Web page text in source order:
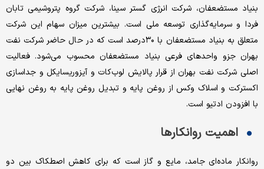
بنیاد مستضعفان، شرکت انرژی گستر سینا، شرکت گروه پتروشیمی تابان
فردا و سرمایه‌گذاری توسعه ملی است. بیشترین میزان سهام این شرکت
متعلق به بنیاد مستضعفان با ۳۰درصد است که در حال حاضر شرکت نفت
بهران جزو واحدهای فرعی بنیاد مستضعفان محسوب می‌شود. فعالیت
اصلی شرکت نفت بهران از قرار پالایش لوب‌کات و آیزوریسایکل و جداسازی
اکسترکت و اسلاک وکس از روغن پایه و تبدیل روغن پایه به روغن نهایی
با افزودن ادتیو است.
اهمیت روانکارها
روانکار ماده‌‌‌ای جامد، مایع و گاز است که برای کاهش اصطکاک بین دو